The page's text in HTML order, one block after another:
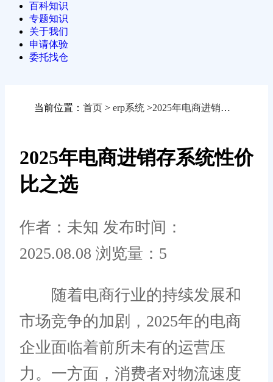
百科知识
专题知识
关于我们
申请体验
委托找仓
当前位置： 首页 > erp系统 >2025年电商进销存系统性价比之选
2025年电商进销存系统性价
比之选
作者：未知 发布时间：
2025.08.08 浏览量：5
随着电商行业的持续发展和
市场竞争的加剧，2025年的电商
企业面临着前所未有的运营压
力。一方面，消费者对物流速度